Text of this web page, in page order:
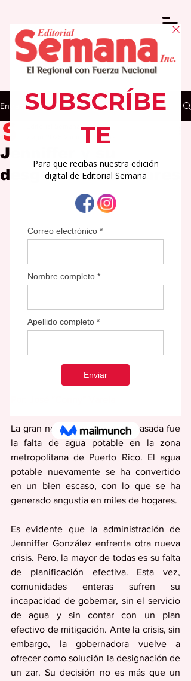
Entrada
Jenniffer y su
desgobierno de zares
2 min de lectura
La gran noticia de la semana pasada fue
la falta de agua potable en la zona
metropolitana de Puerto Rico. El agua
potable nuevamente se ha convertido
en un bien escaso, con lo que se ha
generado angustia en miles de hogares.
Es evidente que la administración de
Jenniffer González enfrenta otra nueva
crisis. Pero, la mayor de todas es su falta
de planificación efectiva. Esta vez,
comunidades enteras sufren su
incapacidad de gobernar, sin el servicio
de agua y sin contar con un plan
efectivo de mitigación. Ante la crisis, sin
embargo, la gobernadora vuelve a
ofrecer como solución la designación de
un zar. Su decisión no es más que un